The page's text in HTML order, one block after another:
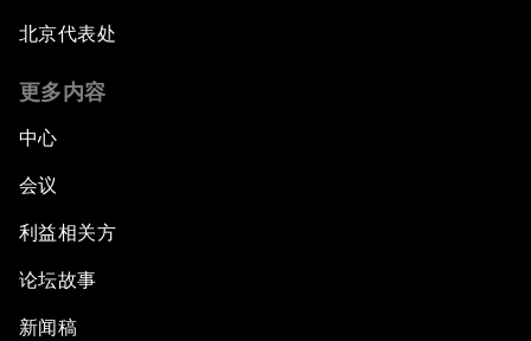
北京代表处
更多内容
中心
会议
利益相关方
论坛故事
新闻稿